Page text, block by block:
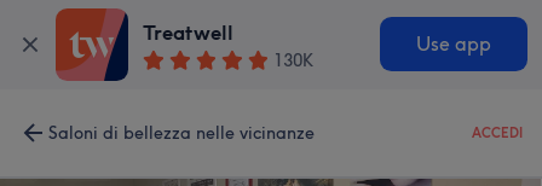
Treatwell
130K
Use app
Saloni di bellezza nelle vicinanze ACCEDI